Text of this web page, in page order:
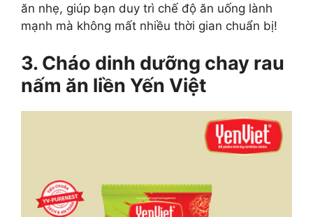
ăn nhẹ, giúp bạn duy trì chế độ ăn uống lành
mạnh mà không mất nhiều thời gian chuẩn bị!
3. Cháo dinh dưỡng chay rau
nấm ăn liền Yến Việt